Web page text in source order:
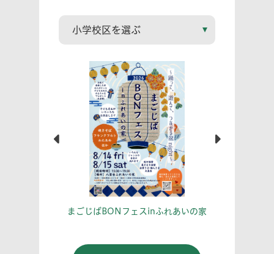
まごじばBONフェスinふれあいの家